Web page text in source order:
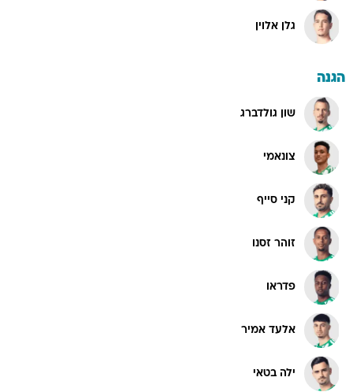
גלן אלוין
הגנה
שון גולדברג
צונאמי
קני סייף
זוהר זסנו
פדראו
אלעד אמיר
ילה בטאי